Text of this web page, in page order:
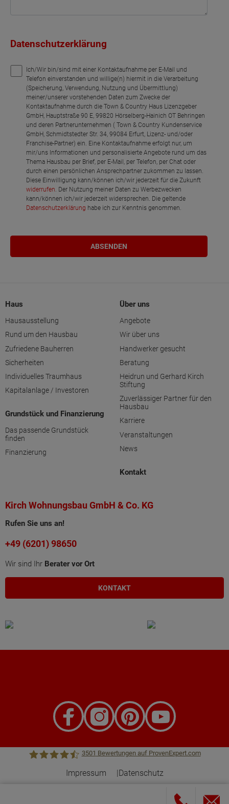
Datenschutzerklärung
Ich/Wir bin/sind mit einer Kontaktaufnahme per E-Mail und
Telefon einverstanden und willige(n) hiermit in die Verarbeitung
(Speicherung, Verwendung, Nutzung und Übermittlung)
meiner/unserer vorstehenden Daten zum Zwecke der
Kontaktaufnahme durch die Town & Country Haus Lizenzgeber
GmbH, Hauptstraße 90 E, 99820 Hörselberg-Hainich OT Behringen
und deren Partnerunternehmen ( Town & Country Kundenservice
GmbH, Schmidtstedter Str. 34, 99084 Erfurt, Lizenz- und/oder
Franchise-Partner) ein. Eine Kontaktaufnahme erfolgt nur, um
mir/uns Informationen und personalisierte Angebote rund um das
Thema Hausbau per Brief, per E-Mail, per Telefon, per Chat oder
durch einen persönlichen Ansprechpartner zukommen zu lassen.
Diese Einwilligung kann/können ich/wir jederzeit für die Zukunft
widerrufen. Der Nutzung meiner Daten zu Werbezwecken
kann/können ich/wir jederzeit widersprechen. Die geltende
Datenschutzerklärung habe ich zur Kenntnis genommen.
Haus
Hausausstellung
Rund um den Hausbau
Zufriedene Bauherren
Sicherheiten
Individuelles Traumhaus
Kapitalanlage / Investoren
Grundstück und Finanzierung
Das passende Grundstück
finden
Finanzierung
Über uns
Angebote
Wir über uns
Handwerker gesucht
Beratung
Heidrun und Gerhard Kirch
Stiftung
Zuverlässiger Partner für den
Hausbau
Karriere
Veranstaltungen
News
Kontakt
Kirch Wohnungsbau GmbH & Co. KG
Rufen Sie uns an!
+49 (6201) 98650
Wir sind Ihr Berater vor Ort
KONTAKT
3501 Bewertungen auf ProvenExpert.com
Impressum Datenschutz